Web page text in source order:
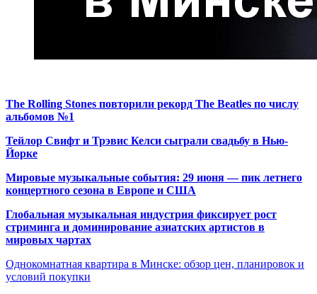
The Rolling Stones повторили рекорд The Beatles по числу
альбомов №1
Тейлор Свифт и Трэвис Келси сыграли свадьбу в Нью-
Йорке
Мировые музыкальные события: 29 июня — пик летнего
концертного сезона в Европе и США
Глобальная музыкальная индустрия фиксирует рост
стриминга и доминирование азиатских артистов в
мировых чартах
Однокомнатная квартира в Минске: обзор цен, планировок и
условий покупки